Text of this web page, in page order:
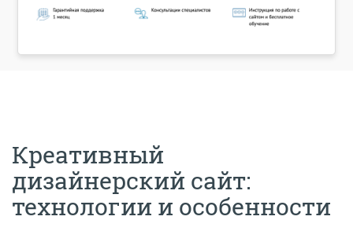
Креативный
дизайнерский сайт:
технологии и особенности